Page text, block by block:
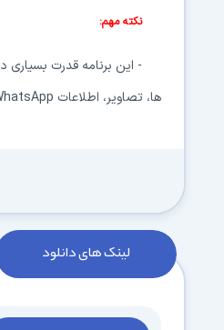
نکته مهم:
- این برنامه قدرت
ها، تصاویر، اطلاعات WhatsApp و...... حذف نشود.
لینک های دانلود